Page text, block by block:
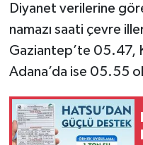
Diyanet verilerine
namazı saati çevre
Gaziantep’te 05.47,
Adana’da ise 05.55